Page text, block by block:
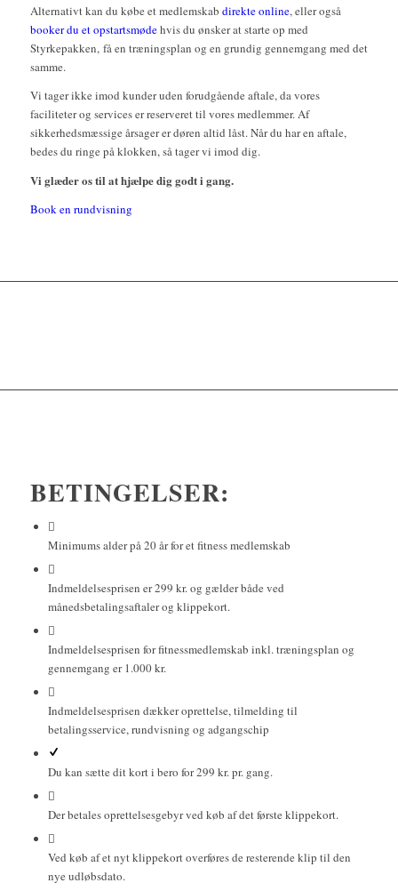
Alternativt kan du købe et medlemskab direkte online, eller også
booker du et opstartsmødehvis du ønsker at starte op med
Styrkepakken, få en træningsplan og en grundig gennemgang med det
samme.
Vi tager ikke imod kunder uden forudgående aftale, da vores
faciliteter og services er reserveret til vores medlemmer. Af
sikkerhedsmæssige årsager er døren altid låst. Når du har en aftale,
bedes du ringe på klokken, så tager vi imod dig.
Vi glæder os til at hjælpe dig godt i gang.
Book en rundvisning
BETINGELSER:
Minimums alder på 20 år for et fitness medlemskab
Indmeldelsesprisen er 299 kr. og gælder både ved
månedsbetalingsaftaler og klippekort.
Indmeldelsesprisen for fitnessmedlemskab inkl. træningsplan og
gennemgang er 1.000 kr.
Indmeldelsesprisen dækker oprettelse, tilmelding til
betalingsservice, rundvisning og adgangschip
Du kan sætte dit kort i bero for 299 kr. pr. gang.
Der betales oprettelsesgebyr ved køb af det første klippekort.
Ved køb af et nyt klippekort overføres de resterende klip til den
nye udløbsdato.